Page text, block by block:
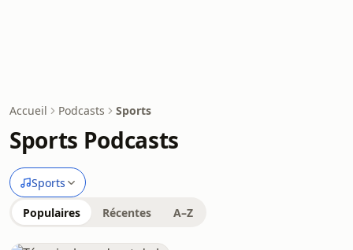
Accueil Podcasts Sports
Sports Podcasts
Sports
Populaires Récentes A–Z